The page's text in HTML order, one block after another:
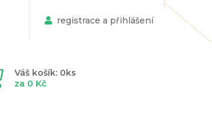
Váš košík: 0ks
za 0 Kč
registrace a přihlášení